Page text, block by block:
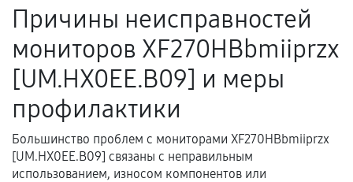
и кассовый чек.
Расширенная гарантия
В некоторых случаях возможно оформление
расширенной гарантии. Стоимость, сроки и
условия продления согласовываются отдельно и
фиксируются в документах.
Причины неисправностей
мониторов XF270HBbmiiprzx
[UM.HX0EE.B09] и меры
профилактики
Большинство проблем с мониторами XF270HBbmiiprzx
[UM.HX0EE.B09] связаны с неправильным
использованием, износом компонентов или